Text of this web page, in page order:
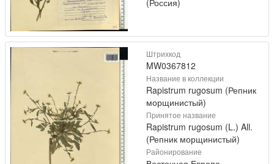
(Россия)
Штрихкод
MW0367812
Название в коллекции
Rapistrum rugosum (Репник
морщинистый)
Принятое название
Rapistrum rugosum (L.) All.
(Репник морщинистый)
Районирование